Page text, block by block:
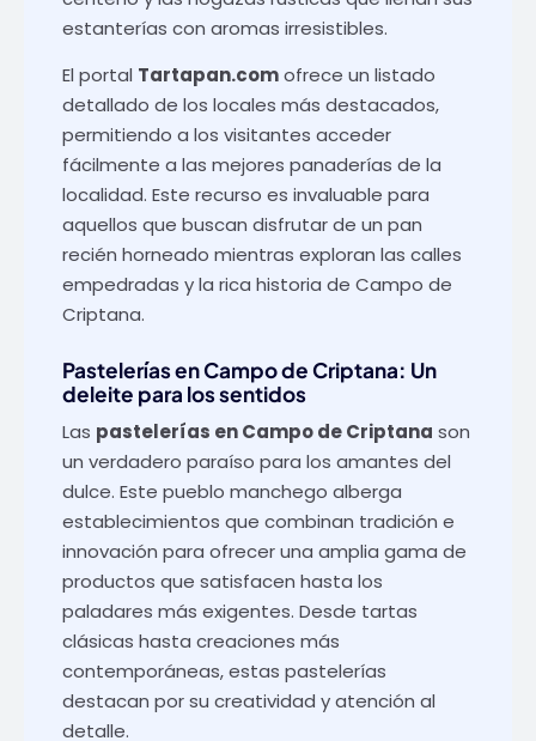
estanterías con aromas irresistibles.
El portal Tartapan.comofrece un listado
detallado de los locales más destacados,
permitiendo a los visitantes acceder
fácilmente a las mejores panaderías de la
localidad. Este recurso es invaluable para
aquellos que buscan disfrutar de un pan
recién horneado mientras exploran las calles
empedradas y la rica historia de Campo de
Criptana.
Pastelerías en Campo de Criptana: Un
deleite para los sentidos
Las pastelerías en Campo de Criptana son
un verdadero paraíso para los amantes del
dulce. Este pueblo manchego alberga
establecimientos que combinan tradición e
innovación para ofrecer una amplia gama de
productos que satisfacen hasta los
paladares más exigentes. Desde tartas
clásicas hasta creaciones más
contemporáneas, estas pastelerías
destacan por su creatividad y atención al
detalle.